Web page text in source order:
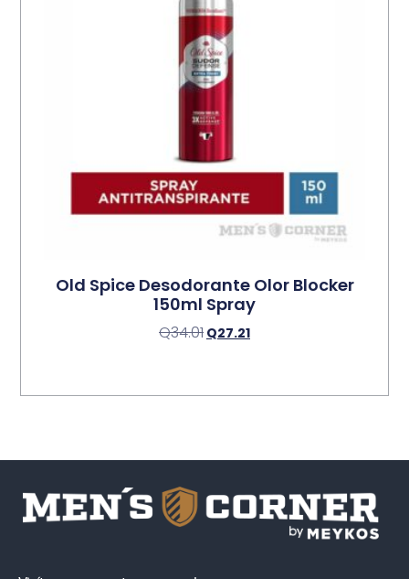
Old Spice Desodorante Olor Blocker
150ml Spray
Q34.01 Q27.21